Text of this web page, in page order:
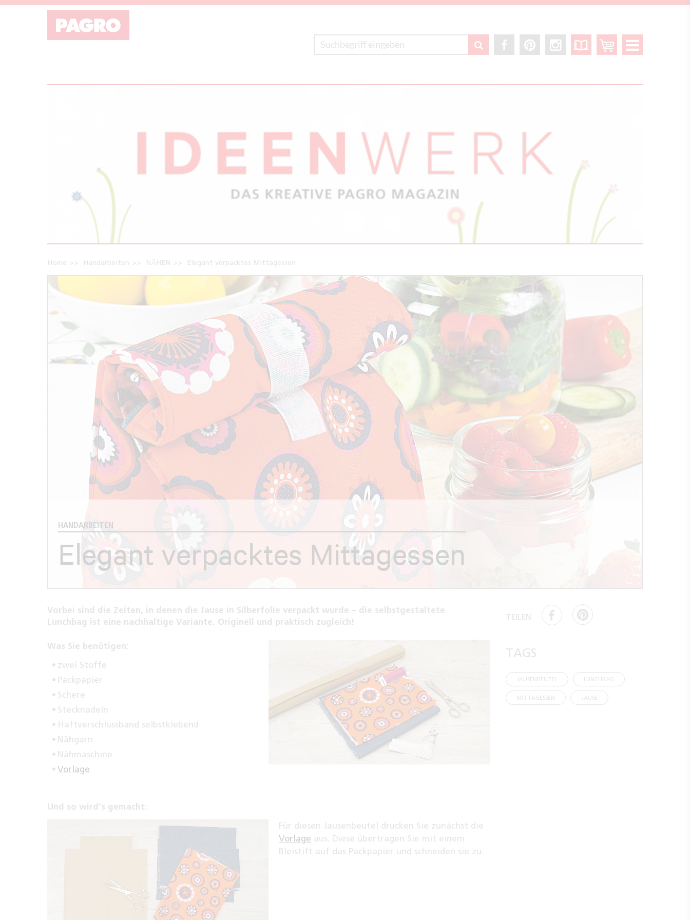
Home Handarbeiten NÄHEN Elegant verpacktes Mittagessen
HANDARBEITEN
Elegant verpacktes Mittagessen
Vorbei sind die Zeiten, in denen die Jause in Silberfolie verpackt wurde – die selbstgestaltete
Lunchbag ist eine nachhaltige Variante. Originell und praktisch zugleich!
Was Sie benötigen:
zwei Stoffe
Packpapier
Schere
Stecknadeln
Haftverschlussband selbstklebend
Nähgarn
Nähmaschine
Vorlage
Und so wird’s gemacht:
Für diesen Jausenbeutel drucken Sie zunächst die
Vorlage aus. Diese übertragen Sie mit einem
Bleistift auf das Packpapier und schneiden sie zu.
TEILEN
TAGS
JAUSENBEUTEL LUNCHBAG
MITTAGESSEN JAUSE